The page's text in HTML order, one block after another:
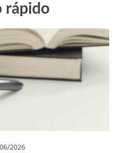
rápido
2026